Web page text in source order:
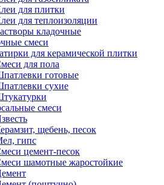
для плитки
для теплоизоляции
кладочные
смеси
для керамической плитки
для пола
готовые
сухие
смеси
щебень, песок
гипс
цемент-песок
шамотные жаростойкие